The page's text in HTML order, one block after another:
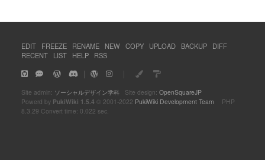
EDIT FREEZE RENAME NEW COPY UPLOAD BACKUP
DIFF
RECENT
LIST HELP RSS
｜ ｜
Site admin: ソーシャルデザイン学科Site design: OpenSquareJP
Powerd by PukiWiki 1.5.4 © 2001-2022 PukiWiki Development Team PHP
8.3.29 Convert time: 0.022 sec.